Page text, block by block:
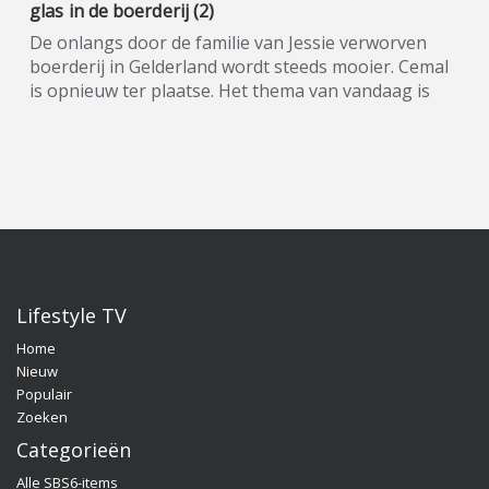
glas in de boerderij (2)
De onlangs door de familie van Jessie verworven
boerderij in Gelderland wordt steeds mooier. Cemal
is opnieuw ter plaatse. Het thema van vandaag is
beauty, gezin, gezondheid en wonen. De presentatie
oud-Utopianen Beau Nellissen, Romy Koldenhof en
Cemal Hazebroek. Wil je de hele aflevering bekijken
of meer weten over de deelnemers/sponsoren van
Quality Time op Zondag, ga dan naar de officiële
programma-website:
www.sbs6.nl/qualitytimeopzondag.
Lifestyle TV
Home
Nieuw
Populair
Zoeken
Categorieën
Alle SBS6-items